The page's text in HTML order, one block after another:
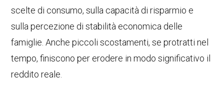
scelte di consumo, sulla capacità di risparmio e
sulla percezione di stabilità economica delle
famiglie. Anche piccoli scostamenti, se protratti nel
tempo, finiscono per erodere in modo significativo il
reddito reale.